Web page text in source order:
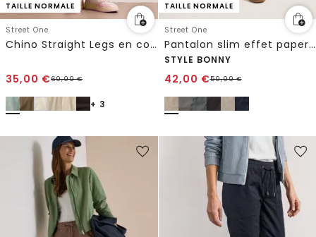
TAILLE NORMALE
Street One
Chino Straight Legs en coupe casual
35,00 €69,99€
+ 3
TAILLE NORMALE
Street One
Pantalon slim effet paper touch
STYLE BONNY
42,00 €59,99€